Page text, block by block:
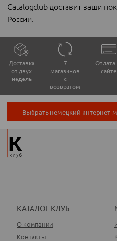
Catalogclub доставит ваши
России.
Доставка
от двух
недель
7
магазинов
с
возвратом
Оплата
сайте
Выбрать немецкий интернет-
КАТАЛОГ КЛУБ
О компании
Контакты